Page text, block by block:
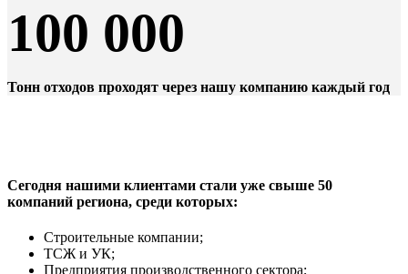
100 000
Тонн отходов проходят через нашу компанию каждый год
Сегодня нашими клиентами стали уже свыше 50
компаний региона, среди которых:
Строительные компании;
ТСЖ и УК;
Предприятия производственного сектора;